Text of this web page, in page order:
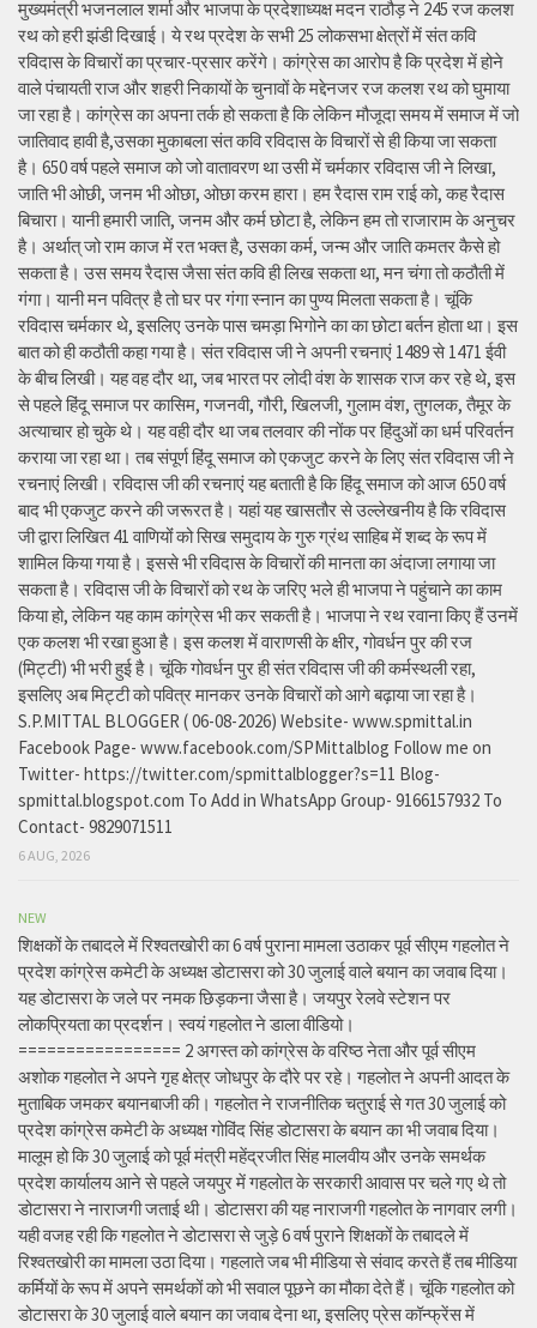
मुख्यमंत्री भजनलाल शर्मा और भाजपा के प्रदेशाध्यक्ष मदन राठौड़ ने 245 रज कलश
रथ को हरी झंडी दिखाई। ये रथ प्रदेश के सभी 25 लोकसभा क्षेत्रों में संत कवि
रविदास के विचारों का प्रचार-प्रसार करेंगे। कांग्रेस का आरोप है कि प्रदेश में होने
वाले पंचायती राज और शहरी निकायों के चुनावों के मद्देनजर रज कलश रथ को घुमाया
जा रहा है। कांग्रेस का अपना तर्क हो सकता है कि लेकिन मौजूदा समय में समाज में जो
जातिवाद हावी है,उसका मुकाबला संत कवि रविदास के विचारों से ही किया जा सकता
है। 650 वर्ष पहले समाज को जो वातावरण था उसी में चर्मकार रविदास जी ने लिखा,
जाति भी ओछी, जनम भी ओछा, ओछा करम हारा। हम रैदास राम राई को, कह रैदास
बिचारा। यानी हमारी जाति, जनम और कर्म छोटा है, लेकिन हम तो राजाराम के अनुचर
है। अर्थात् जो राम काज में रत भक्त है, उसका कर्म, जन्म और जाति कमतर कैसे हो
सकता है। उस समय रैदास जैसा संत कवि ही लिख सकता था, मन चंगा तो कठौती में
गंगा। यानी मन पवित्र है तो घर पर गंगा स्नान का पुण्य मिलता सकता है। चूंकि
रविदास चर्मकार थे, इसलिए उनके पास चमड़ा भिगोने का का छोटा बर्तन होता था। इस
बात को ही कठौती कहा गया है। संत रविदास जी ने अपनी रचनाएं 1489 से 1471 ईवी
के बीच लिखी। यह वह दौर था, जब भारत पर लोदी वंश के शासक राज कर रहे थे, इस
से पहले हिंदू समाज पर कासिम, गजनवी, गौरी, खिलजी, गुलाम वंश, तुगलक, तैमूर के
अत्याचार हो चुके थे। यह वही दौर था जब तलवार की नोंक पर हिंदुओं का धर्म परिवर्तन
कराया जा रहा था। तब संपूर्ण हिंदू समाज को एकजुट करने के लिए संत रविदास जी ने
रचनाएं लिखी। रविदास जी की रचनाएं यह बताती है कि हिंदू समाज को आज 650 वर्ष
बाद भी एकजुट करने की जरूरत है। यहां यह खासतौर से उल्लेखनीय है कि रविदास
जी द्वारा लिखित 41 वाणियोंं को सिख समुदाय के गुरु ग्रंथ साहिब में शब्द के रूप में
शामिल किया गया है। इससे भी रविदास के विचारों की मानता का अंदाजा लगाया जा
सकता है। रविदास जी के विचारों को रथ के जरिए भले ही भाजपा ने पहुंचाने का काम
किया हो, लेकिन यह काम कांग्रेस भी कर सकती है। भाजपा ने रथ रवाना किए हैं उनमें
एक कलश भी रखा हुआ है। इस कलश में वाराणसी के क्षीर, गोवर्धन पुर की रज
(मिट्टी) भी भरी हुई है। चूंकि गोवर्धन पुर ही संत रविदास जी की कर्मस्थली रहा,
इसलिए अब मिट्टी को पवित्र मानकर उनके विचारों को आगे बढ़ाया जा रहा है।
S.P.MITTAL BLOGGER ( 06-08-2026) Website- www.spmittal.in
Facebook Page- www.facebook.com/SPMittalblog Follow me on
Twitter- https://twitter.com/spmittalblogger?s=11 Blog-
spmittal.blogspot.com To Add in WhatsApp Group- 9166157932 To
Contact- 9829071511
6 AUG, 2026
NEW
शिक्षकों के तबादले में रिश्वतखोरी का 6 वर्ष पुराना मामला उठाकर पूर्व सीएम गहलोत ने
प्रदेश कांग्रेस कमेटी के अध्यक्ष डोटासरा को 30 जुलाई वाले बयान का जवाब दिया।
यह डोटासरा के जले पर नमक छिड़कना जैसा है। जयपुर रेलवे स्टेशन पर
लोकप्रियता का प्रदर्शन। स्वयं गहलोत ने डाला वीडियो।
================= 2 अगस्त को कांग्रेस के वरिष्ठ नेता और पूर्व सीएम
अशोक गहलोत ने अपने गृह क्षेत्र जोधपुर के दौरे पर रहे। गहलोत ने अपनी आदत के
मुताबिक जमकर बयानबाजी की। गहलोत ने राजनीतिक चतुराई से गत 30 जुलाई को
प्रदेश कांग्रेस कमेटी के अध्यक्ष गोविंद सिंह डोटासरा के बयान का भी जवाब दिया।
मालूम हो कि 30 जुलाई को पूर्व मंत्री महेंद्रजीत सिंह मालवीय और उनके समर्थक
प्रदेश कार्यालय आने से पहले जयपुर में गहलोत के सरकारी आवास पर चले गए थे तो
डोटासरा ने नाराजगी जताई थी। डोटासरा की यह नाराजगी गहलोत के नागवार लगी।
यही वजह रही कि गहलोत ने डोटासरा से जुड़े 6 वर्ष पुराने शिक्षकों के तबादले में
रिश्वतखोरी का मामला उठा दिया। गहलाते जब भी मीडिया से संवाद करते हैं तब मीडिया
कर्मियों के रूप में अपने समर्थकों को भी सवाल पूछने का मौका देते हैं। चूंकि गहलोत को
डोटासरा के 30 जुलाई वाले बयान का जवाब देना था, इसलिए प्रेस कॉन्फ्रेंस में